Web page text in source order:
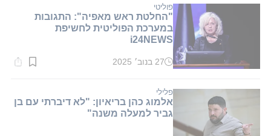
דקות.
פוליטי
"החלטת ראש מאפיה": התגובות
במערכת הפוליטית לחשיפת
i24NEWS
זמן
דקות.
27 בנוב׳ 2025
פלילי
אלמוג כהן בריאיון: "לא דיברתי עם בן
גביר למעלה משנה"